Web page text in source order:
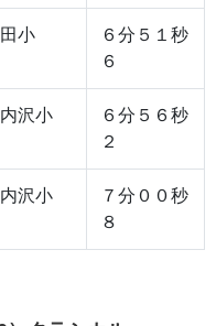
小
６分５１秒
６
沢小
６分５６秒
２
沢小
７分００秒
８